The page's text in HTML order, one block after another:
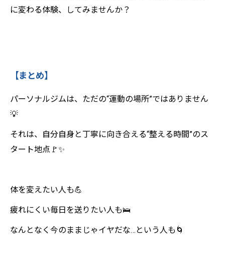
に変わる体験、してみませんか？
【まとめ】
パーソナルジムは、ただの“運動の場所”ではありません
💡
それは、自分自身と丁寧に向き合える“整える時間”のス
タート地点🚩✨
体を変えたい人も💪
疲れにくい毎日を送りたい人も🛌
なんとなく今のままじゃイヤだな…という人も🌀